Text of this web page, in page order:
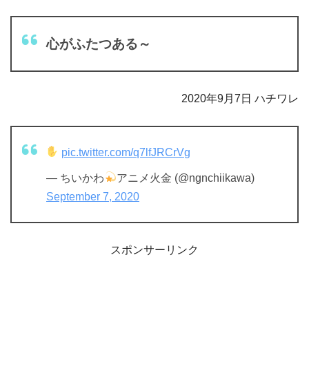
心がふたつある～
2020年9月7日 ハチワレ
pic.twitter.com/q7lfJRCrVg
— ちいかわ
アニメ火金 (@ngnchiikawa)
September 7, 2020
スポンサーリンク